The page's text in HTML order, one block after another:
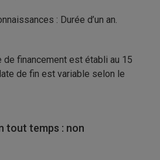
: Durée d’un an.
financement est établi au 15
de fin est variable selon le
tout temps : non